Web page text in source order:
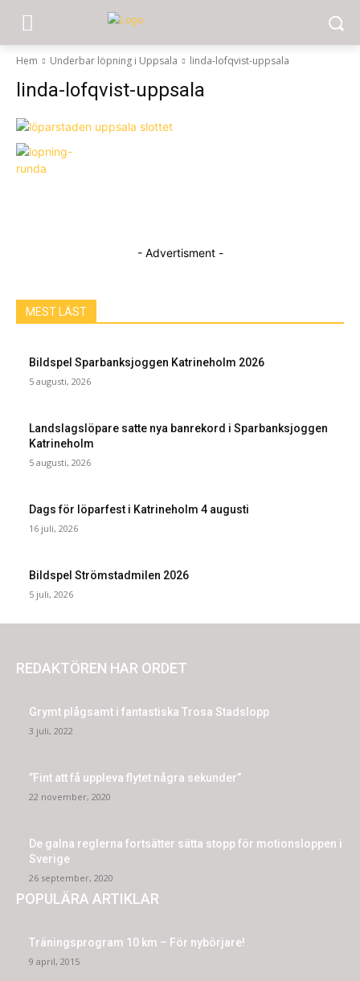
Hem Underbar löpning i Uppsala linda-lofqvist-uppsala
linda-lofqvist-uppsala
- Advertisment -
MEST LÄST
Bildspel Sparbanksjoggen Katrineholm 2026
5 augusti, 2026
Landslagslöpare satte nya banrekord i Sparbanksjoggen
Katrineholm
5 augusti, 2026
Dags för löparfest i Katrineholm 4 augusti
16 juli, 2026
Bildspel Strömstadmilen 2026
5 juli, 2026
REDAKTÖREN HAR ORDET
Grymt plågsamt i fantastiska Trosa Stadslopp
3 juli, 2022
”Fint att få uppleva flytet några sekunder”
22 november, 2020
De galna reglerna fortsätter sätta stopp för motionsloppen i
Sverige
26 september, 2020
POPULÄRA ARTIKLAR
Träningsprogram 10 km – För nybörjare!
9 april, 2015